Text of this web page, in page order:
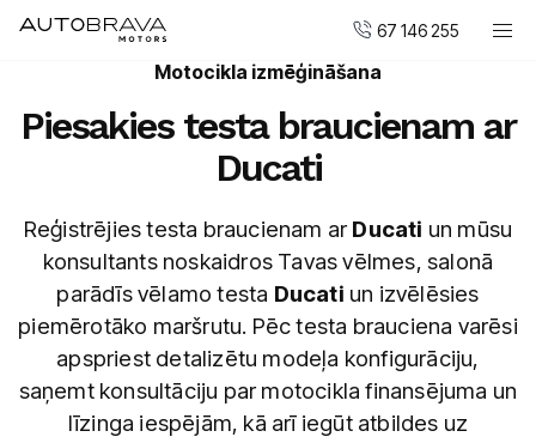
67 146 255
DUCATI motocikli
Pirkt mazlietotu
Serviss un apkope
Virsbūvju remonta centrs
AUTOBRAVA Motors
Uzņēmumiem
Motocikla izmēģināšana
Piesakies testa braucienam ar
Ducati
Reģistrējies testa braucienam ar Ducati un mūsu
konsultants noskaidros Tavas vēlmes, salonā
parādīs vēlamo testa Ducati un izvēlēsies
piemērotāko maršrutu. Pēc testa brauciena varēsi
apspriest detalizētu modeļa konfigurāciju,
saņemt konsultāciju par motocikla finansējuma un
līzinga iespējām, kā arī iegūt atbildes uz